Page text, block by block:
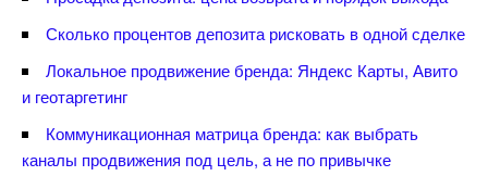
Сколько процентов депозита рисковать в одной сделке
Локальное продвижение бренда: Яндекс Карты, Авито
и геотаргетин
Коммуникационная матрица бренда: как выбрать
каналы продвижения под цель, а не по привычке